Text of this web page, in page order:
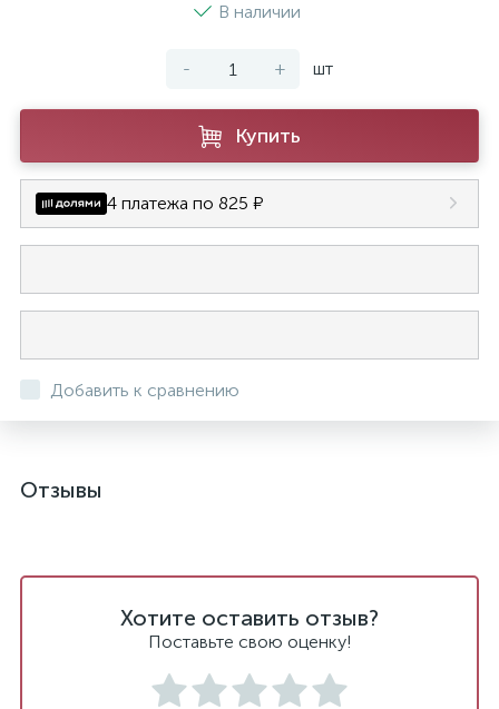
В наличии
- + шт
Купить
4 платежа по 825 ₽
Добавить к сравнению
Отзывы
Хотите оставить отзыв?
Поставьте свою оценку!